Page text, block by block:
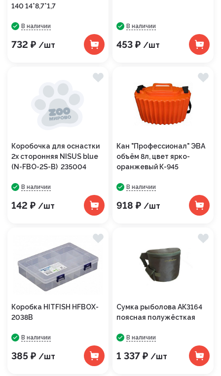
140 14*8,7*1,7
В наличии
732 ₽ /шт
В наличии
453 ₽ /шт
Коробочка для оснастки
2х сторонняя NISUS blue
(N-FBO-2S-B) 235004
В наличии
142 ₽ /шт
Кан "Профессионал" ЭВА
объём 8л, цвет ярко-
оранжевый К-945
В наличии
918 ₽ /шт
Коробка HITFISH HFBOX-
2038B
В наличии
385 ₽ /шт
Сумка рыболова АК3164
поясная полужёсткая
В наличии
1 337 ₽ /шт